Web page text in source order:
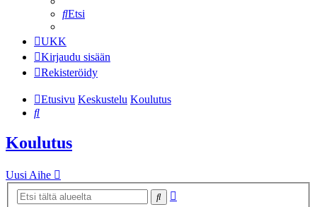
Etsi
UKK
Kirjaudu sisään
Rekisteröidy
Etusivu Keskustelu Koulutus
Etsi
Koulutus
Uusi Aihe
Etsi